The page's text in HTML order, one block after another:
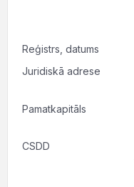
Reģistrs, datums
Juridiskā adrese
Pamatkapitāls
CSDD